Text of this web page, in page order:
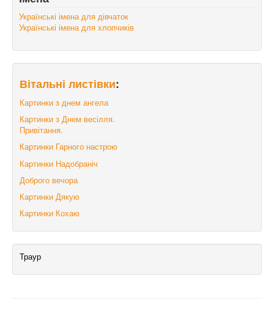
Українські імена для дівчаток
Українські імена для хлопчиків
Вітальні листівки:
Картинки з днем ангела
Картинки з Днем весілля.
Привітання.
Картинки Гарного настрою
Картинки Надобраніч
Доброго вечора
Картинки Дякую
Картинки Кохаю
Траур